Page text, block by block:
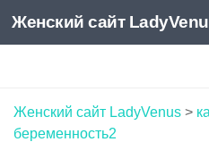
Skip to content
Женский сайт
Женский сайт LadyVenus >
беременность2